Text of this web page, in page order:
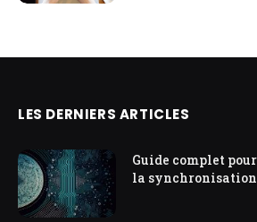
LES DERNIERS ARTICLES
Guide complet
la synchronisation